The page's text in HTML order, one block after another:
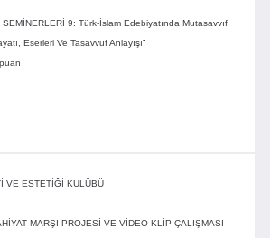
9: Türk-İslam Edebiyatında Mutasavvıf
Eserleri Ve Tasavvuf Anlayışı”
VE ESTETİĞİ KULÜBÜ
MARŞI PROJESİ VE VİDEO KLİP ÇALIŞMASI